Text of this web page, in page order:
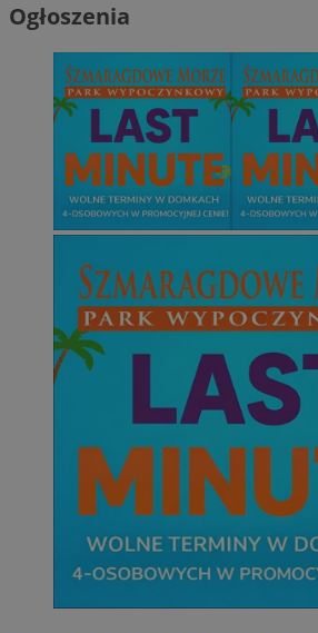
Ogłoszenia